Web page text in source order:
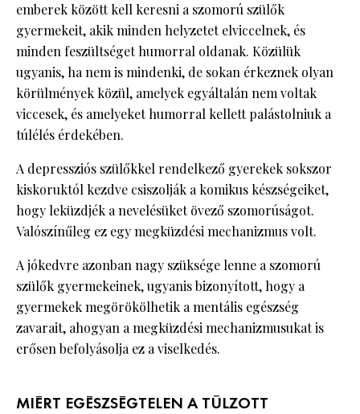
emberek között kell keresni a szomorú szülők
gyermekeit, akik minden helyzetet elviccelnek, és
minden feszültséget humorral oldanak. Közülük
ugyanis, ha nem is mindenki, de sokan érkeznek olyan
körülmények közül, amelyek egyáltalán nem voltak
viccesek, és amelyeket humorral kellett palástolniuk a
túlélés érdekében.
A depressziós szülőkkel rendelkező gyerekek sokszor
kiskoruktól kezdve csiszolják a komikus készségeiket,
hogy leküzdjék a nevelésüket övező szomorúságot.
Valószínűleg ez egy megküzdési mechanizmus volt.
A jókedvre azonban nagy szüksége lenne a szomorú
szülők gyermekeinek, ugyanis bizonyított, hogy a
gyermekek megörökölhetik a mentális egészség
zavarait, ahogyan a megküzdési mechanizmusukat is
erősen befolyásolja ez a viselkedés.
MIÉRT EGÉSZSÉGTELEN A TÚLZOTT